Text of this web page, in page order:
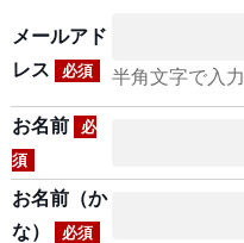
メールアド
レス
必須 半角文字で入力
お名前
必
須
お名前（か
な）
必須